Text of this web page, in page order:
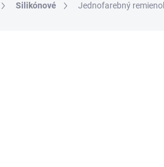
Silikónové Jednofarebný